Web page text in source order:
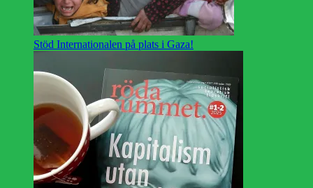
Stöd Internationalen på plats i Gaza!